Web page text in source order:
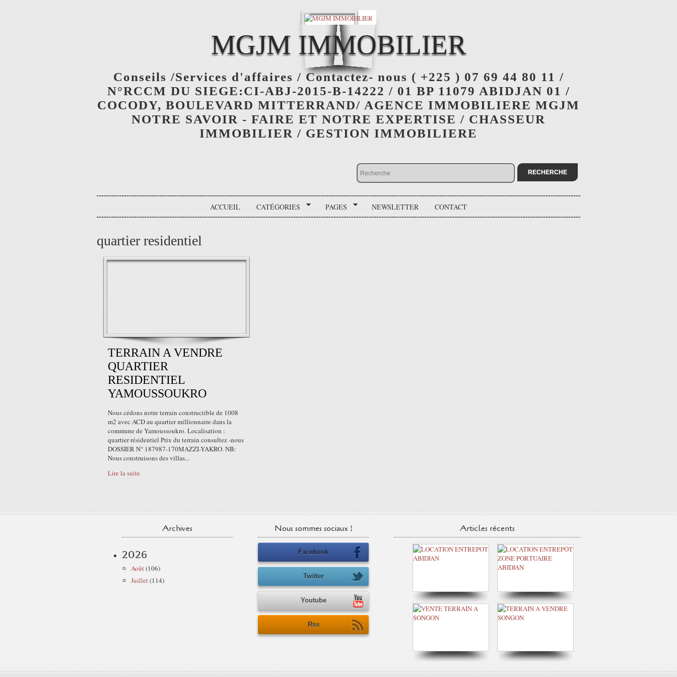
MGJM IMMOBILIER
Conseils /Services d'affaires / Contactez- nous ( +225 ) 07 69 44 80 11 /
N°RCCM DU SIEGE:CI-ABJ-2015-B-14222 / 01 BP 11079 ABIDJAN 01 /
COCODY, BOULEVARD MITTERRAND/ AGENCE IMMOBILIERE MGJM
NOTRE SAVOIR - FAIRE ET NOTRE EXPERTISE / CHASSEUR
IMMOBILIER / GESTION IMMOBILIERE
ACCUEIL CATÉGORIES PAGES NEWSLETTER CONTACT
quartier residentiel
TERRAIN A VENDRE
QUARTIER
RESIDENTIEL
YAMOUSSOUKRO
Nous cédons notre terrain constructible de 1008
m2 avec ACD au quartier millionnaire dans la
commune de Yamoussoukro. Localisation :
quartier résidentiel Prix du terrain consultez -nous
DOSSIER N° 187987-170MAZZI-YAKRO. NB:
Nous construisons des villas...
Lire la suite
Archives
2026
Août(106)
Juillet(114)
Nous sommes sociaux !
Facebook
Twitter
Youtube
Rss
Articles récents